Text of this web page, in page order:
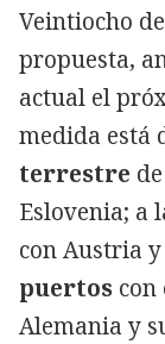
Veintiocho
propuesta,
actual el
medida está
terrestre
Eslovenia; a
con Austria
puertos con
Alemania y